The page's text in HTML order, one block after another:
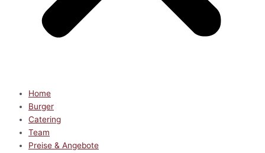
Home
Burger
Catering
Team
Preise & Angebote